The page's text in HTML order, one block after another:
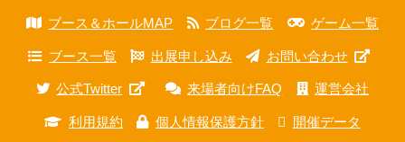
ブース＆ホールMAP ブログ一覧 ゲーム一覧
ブース一覧 出展申し込み お問い合わせ
公式Twitter 来場者向けFAQ 運営会社
利用規約 個人情報保護方針 開催データ